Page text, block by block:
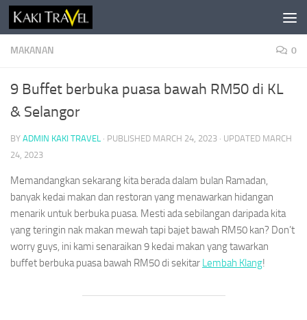
Skip to content
MAKANAN 0
9 Buffet berbuka puasa bawah RM50 di KL
& Selangor
BY ADMIN KAKI TRAVEL · PUBLISHED MARCH 24, 2023 · UPDATED MARCH
24, 2023
Memandangkan sekarang kita berada dalam bulan Ramadan,
banyak kedai makan dan restoran yang menawarkan hidangan
menarik untuk berbuka puasa. Mesti ada sebilangan daripada kita
yang teringin nak makan mewah tapi bajet bawah RM50 kan? Don’t
worry guys, ini kami senaraikan 9 kedai makan yang tawarkan
buffet berbuka puasa bawah RM50 di sekitar Lembah Klang!